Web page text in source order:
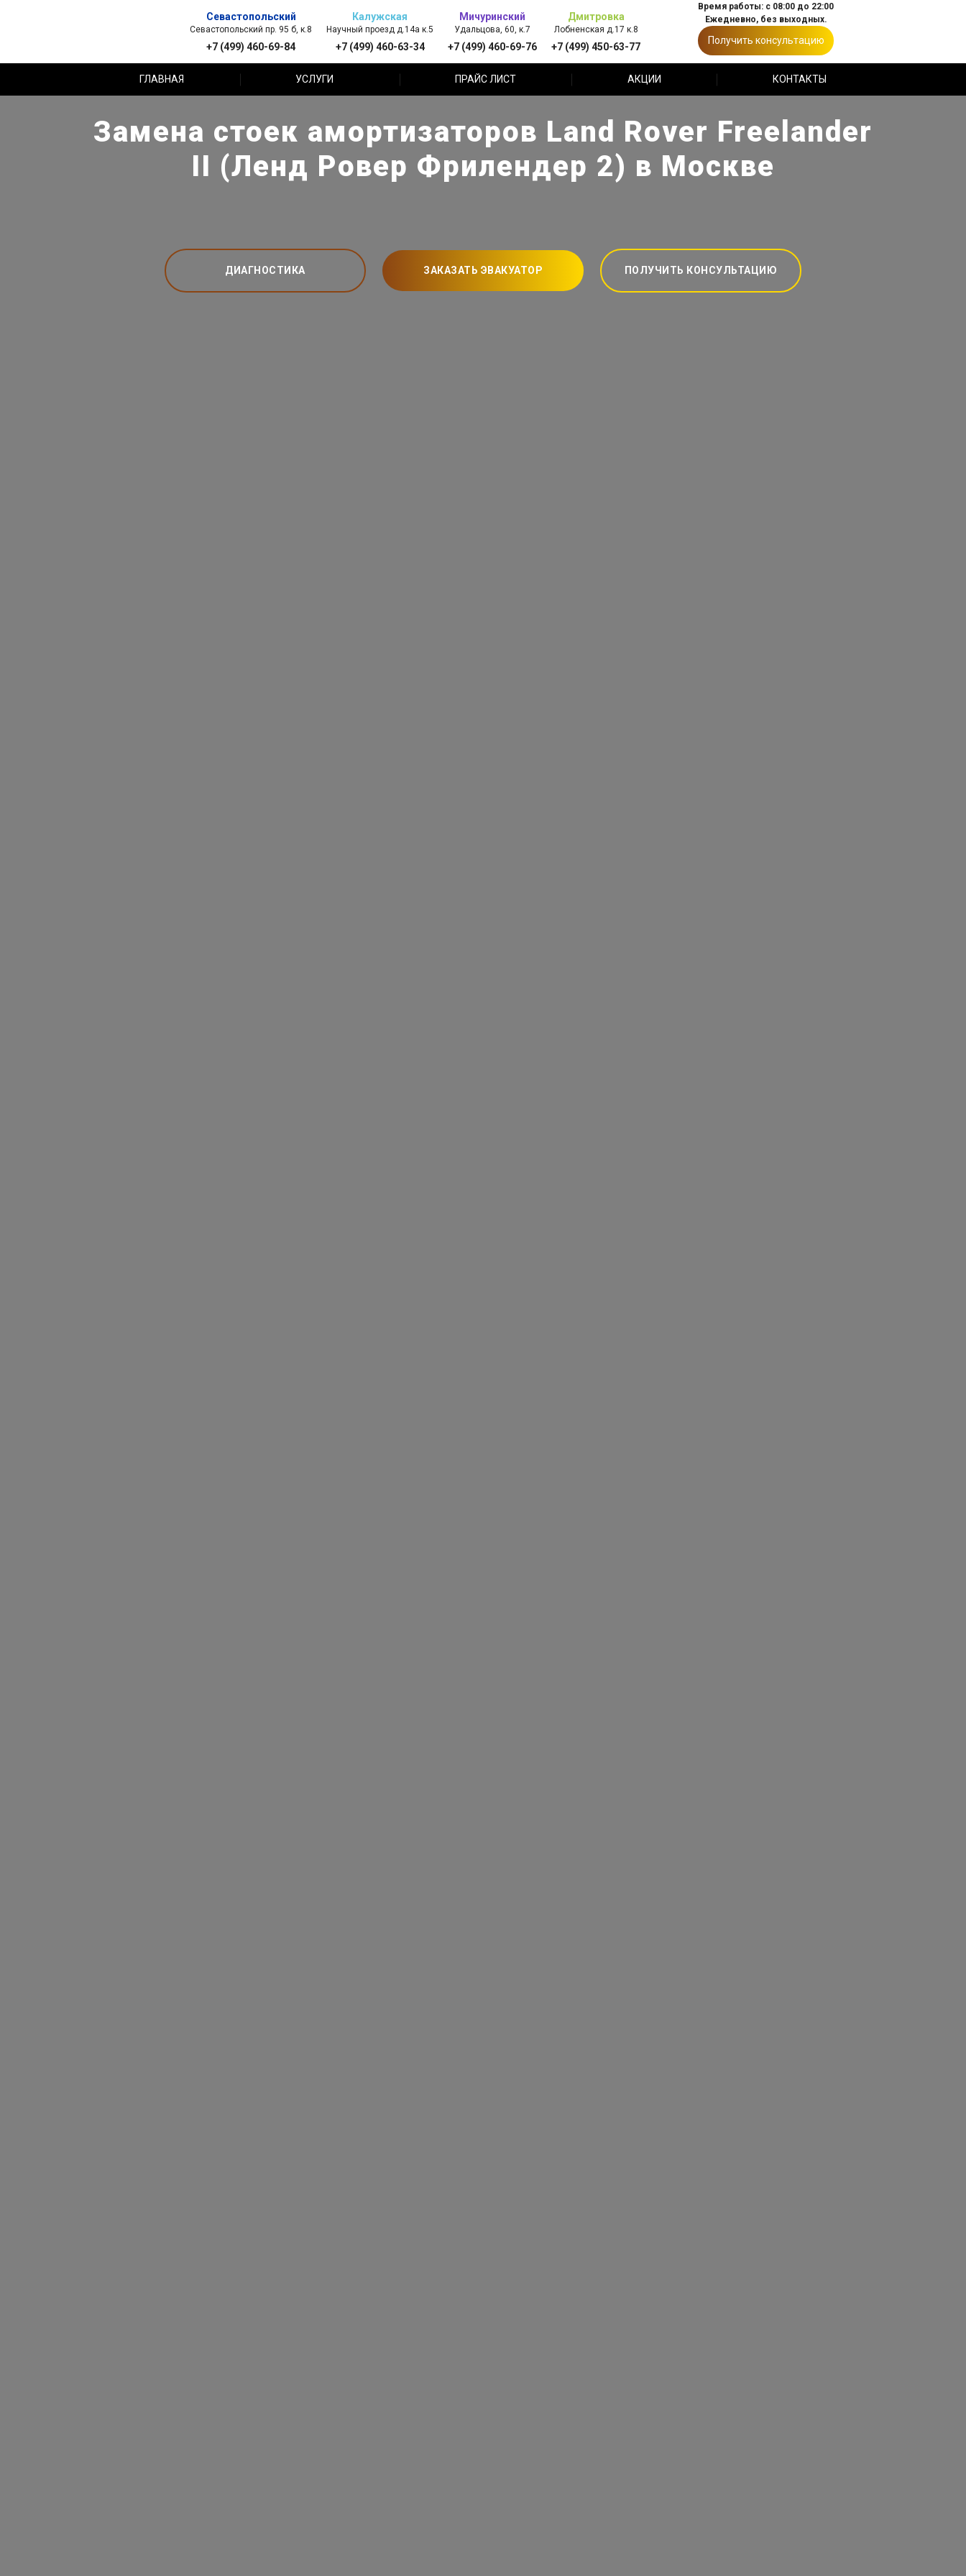
Севастопольский
Севастопольский пр. 95 б, к.8
+7 (499) 460-69-84
Калужская
Научный проезд д.14а к.5
+7 (499) 460-63-34
Мичуринский
Удальцова, 60, к.7
+7 (499) 460-69-76
Дмитровка
Лобненская д.17 к.8
+7 (499) 450-63-77
Время работы: с 08:00 до 22:00
Ежедневно, без выходных.
Получить консультацию
ГЛАВНАЯ УСЛУГИ ПРАЙС ЛИСТ АКЦИИ КОНТАКТЫ
Замена стоек амортизаторов Land Rover Freelander
II (Ленд Ровер Фрилендер 2) в Москве
ДИАГНОСТИКА ЗАКАЗАТЬ ЭВАКУАТОР ПОЛУЧИТЬ КОНСУЛЬТАЦИЮ